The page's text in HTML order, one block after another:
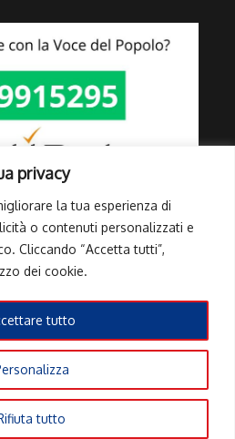
privacy
la tua esperienza di
o contenuti personalizzati e
Cliccando “Accetta tutti”,
dei cookie.
tutto
tutto
riservati | Powered by
notizie X